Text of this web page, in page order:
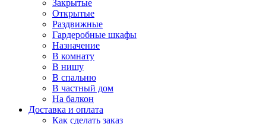
Закрытые
Открытые
Раздвижные
Гардеробные шкафы
Назначение
В комнату
В нишу
В спальню
В частный дом
На балкон
Доставка и оплата
Как сделать заказ